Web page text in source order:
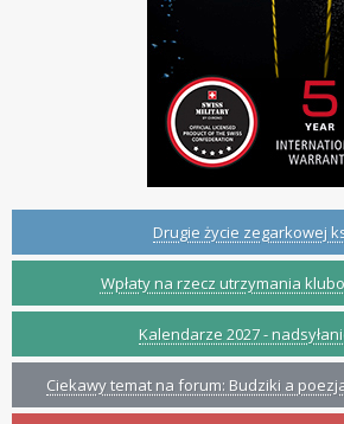
Drugie życie zegarkowej
Wpłaty na rzecz utrzymania
Kalendarze 2027 -
Ciekawy temat na forum: Budziki a